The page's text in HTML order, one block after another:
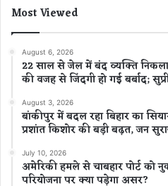
Most Viewed
August 6, 2026
22 साल से जेल में बंद व्यक्ति निकला
की वजह से जिंदगी हो गई बर्बाद;
August 3, 2026
बांकीपुर में बदल रहा बिहार का
प्रशांत किशोर की बड़ी बढ़त, जन
July 10, 2026
अमेरिकी हमले से चाबहार पोर्ट को
परियोजना पर क्या पड़ेगा असर?